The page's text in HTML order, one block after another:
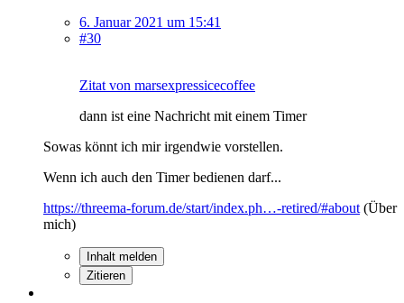
6. Januar 2021 um 15:41
#30
Zitat von marsexpressicecoffee
dann ist eine Nachricht mit einem Timer
Sowas könnt ich mir irgendwie vorstellen.
Wenn ich auch den Timer bedienen darf...
https://threema-forum.de/start/index.ph…-retired/#about (Über
mich)
Inhalt melden
Zitieren